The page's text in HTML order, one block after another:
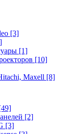
[3]
[1]
[10]
Maxell [8]
[2]
[3]